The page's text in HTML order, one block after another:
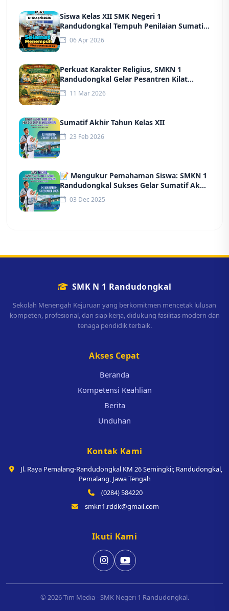
Siswa Kelas XII SMK Negeri 1
Randudongkal Tempuh Penilaian Sumatif
Akhir Jenjang (PSAJ) Tahun 2026
06 Apr 2026
Perkuat Karakter Religius, SMKN 1
Randudongkal Gelar Pesantren Kilat
Ramadan
11 Mar 2026
Sumatif Akhir Tahun Kelas XII
23 Feb 2026
📝 Mengukur Pemahaman Siswa: SMKN 1
Randudongkal Sukses Gelar Sumatif Akhir
Semester (SAS)
03 Dec 2025
SMK N 1 Randudongkal
Sekolah Menengah Kejuruan yang berkomitmen mencetak lulusan
kompeten, profesional, dan siap kerja, didukung fasilitas modern dan
tenaga pendidik terbaik.
Akses Cepat
Beranda
Kompetensi Keahlian
Berita
Unduhan
Kontak Kami
Jl. Raya Pemalang-Randudongkal KM 26 Semingkir, Randudongkal,
Pemalang, Jawa Tengah
(0284) 584220
smkn1.rddk@gmail.com
Ikuti Kami
© 2026 Tim Media - SMK Negeri 1 Randudongkal.